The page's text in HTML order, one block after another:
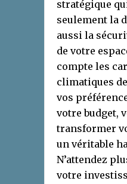
stratégique
seulement la
aussi la
de votre
compte les
climatiques
vos
votre budget,
transformer
un véritable
N’attendez
votre